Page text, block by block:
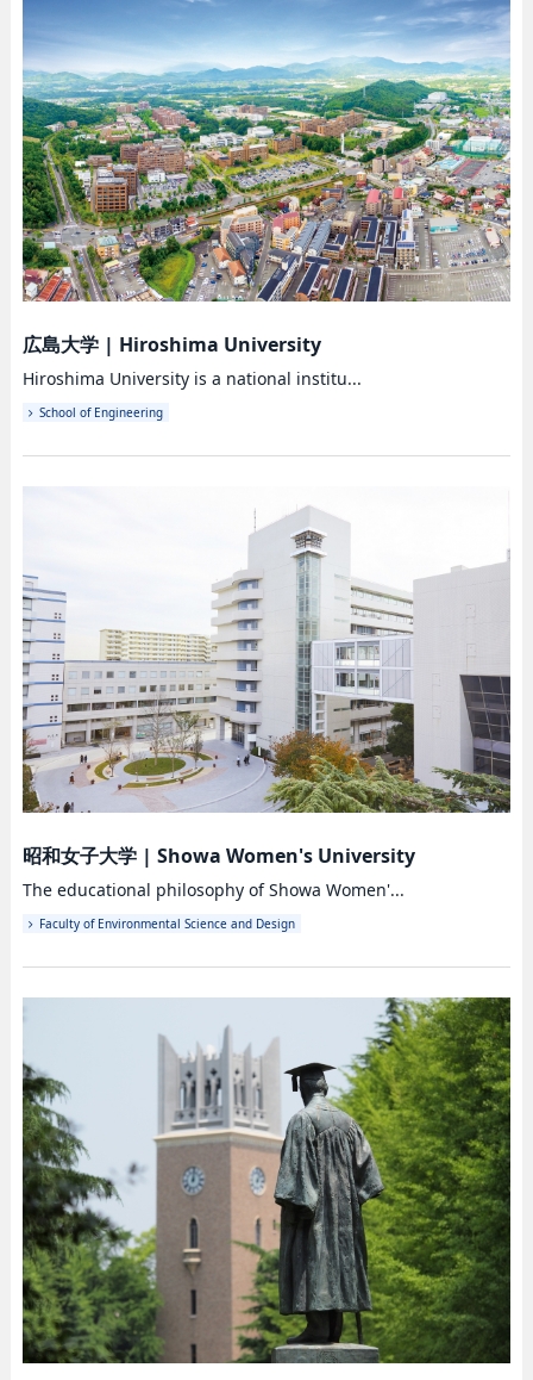
広島大学| Hiroshima University
Hiroshima University is a national institu...
School of Engineering
昭和女子大学| Showa Women's University
The educational philosophy of Showa Women'...
Faculty of Environmental Science and Design